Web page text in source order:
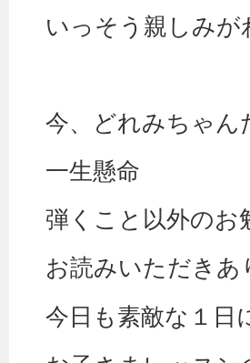
いっそう親しみ
今、どれみちゃん
一生懸命
弾くこと以外のお
お読みいただき
今日も素敵な１日